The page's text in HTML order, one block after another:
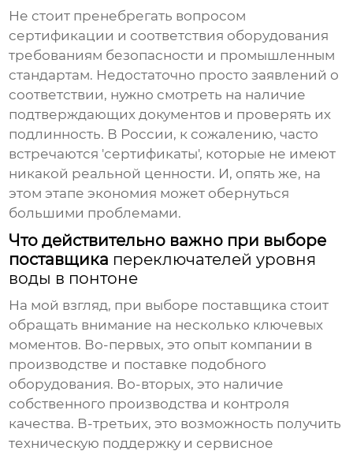
Не стоит пренебрегать вопросом
сертификации и соответствия оборудования
требованиям безопасности и промышленным
стандартам. Недостаточно просто заявлений о
соответствии, нужно смотреть на наличие
подтверждающих документов и проверять их
подлинность. В России, к сожалению, часто
встречаются 'сертификаты', которые не имеют
никакой реальной ценности. И, опять же, на
этом этапе экономия может обернуться
большими проблемами.
Что действительно важно при выборе
поставщика переключателей уровня
воды в понтоне
На мой взгляд, при выборе поставщика стоит
обращать внимание на несколько ключевых
моментов. Во-первых, это опыт компании в
производстве и поставке подобного
оборудования. Во-вторых, это наличие
собственного производства и контроля
качества. В-третьих, это возможность получить
техническую поддержку и сервисное